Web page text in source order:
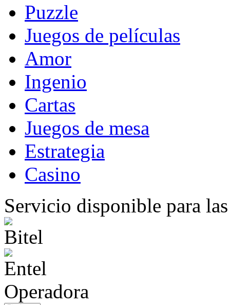
Puzzle
Juegos de películas
Amor
Ingenio
Cartas
Juegos de mesa
Estrategia
Casino
Servicio disponible para
Operadora